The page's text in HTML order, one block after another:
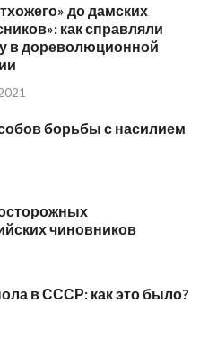
до дамских
как справляли
в дореволюционной
борьбы с насилием
чиновников
в СССР: как это было?